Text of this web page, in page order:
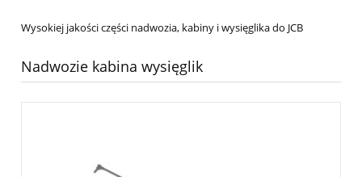
Wysokiej jakości części nadwozia, kabiny i wysięglika do JCB
Nadwozie kabina wysięglik